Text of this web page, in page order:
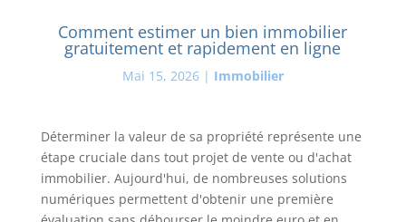
Comment estimer un bien immobilier
gratuitement et rapidement en ligne
Mai 15, 2026| Immobilier
Déterminer la valeur de sa propriété représente une
étape cruciale dans tout projet de vente ou d'achat
immobilier. Aujourd'hui, de nombreuses solutions
numériques permettent d'obtenir une première